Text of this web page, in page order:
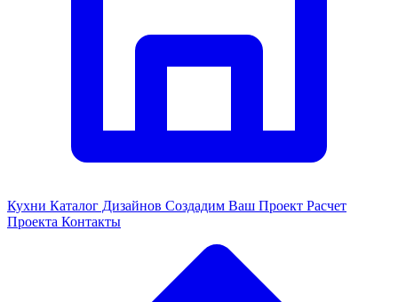
Кухни Каталог Дизайнов Создадим Ваш Проект Расчет
Проекта Контакты